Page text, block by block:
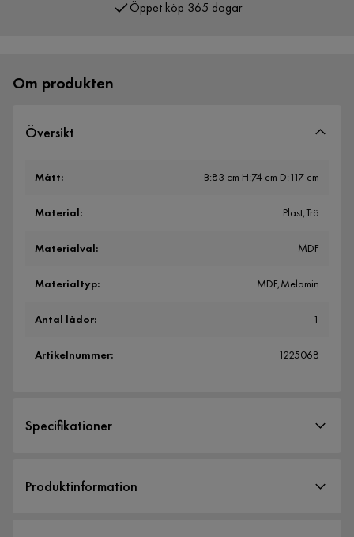
Över 400 000 nöjda kunder
Om produkten
Översikt
Mått: B:83 cm H:74 cm D:117 cm
Material: Plast,Trä
Materialval: MDF
Materialtyp: MDF,Melamin
Antal lådor: 1
Artikelnummer: 1225068
Specifikationer
Storlek
Produktinformation